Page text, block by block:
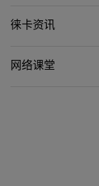
徕卡资讯
网络课堂